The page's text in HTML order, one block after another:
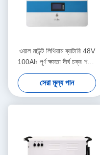
ওয়াল মাউন্ট লিথিয়াম ব্যাটারি 48V
100Ah পূর্ণ ক্ষমতা দীর্ঘ চক্র শক্তি
সঞ্চয় জন্য
সেরা মূল্য পান